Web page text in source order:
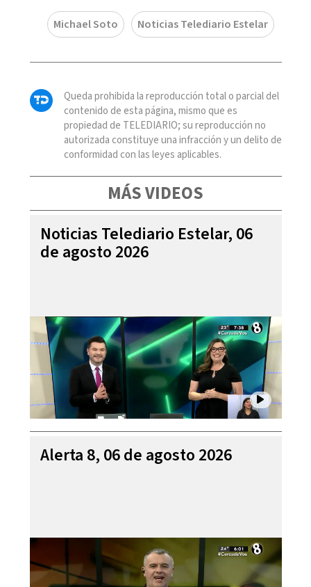
Michael Soto Noticias Telediario Estelar
Queda prohibida la reproducción total o parcial del
contenido de esta página, mismo que es
propiedad de TELEDIARIO; su reproducción no
autorizada constituye una infracción y un delito de
conformidad con las leyes aplicables.
MÁS VIDEOS
Noticias Telediario Estelar, 06
de agosto 2026
Alerta 8, 06 de agosto 2026